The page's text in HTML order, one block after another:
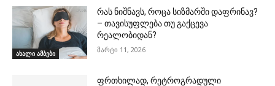
ახალი ამბები
რას ნიშნავს, როცა სიზმარში დაფრინავ?
– თავისუფლება თუ გაქცევა
რეალობიდან?
მარტი 11, 2026
ფრთხილად, რეტროგრადული